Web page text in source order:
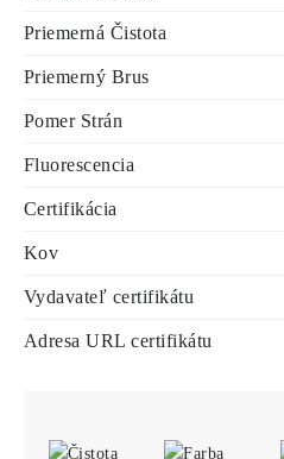
Priemerná Čistota
Priemerný Brus
Pomer Strán
Fluorescencia
Certifikácia
Kov
Vydavateľ certifikátu
Adresa URL certifikátu